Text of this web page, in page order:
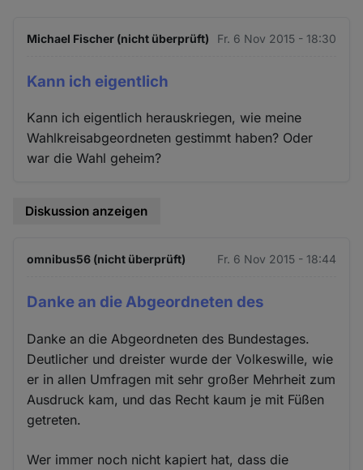
Michael Fischer (nicht überprüft) Fr. 6 Nov 2015 - 18:30
Kann ich eigentlich
Kann ich eigentlich herauskriegen, wie meine
Wahlkreisabgeordneten gestimmt haben? Oder
war die Wahl geheim?
Diskussion anzeigen
omnibus56 (nicht überprüft) Fr. 6 Nov 2015 - 18:44
Danke an die Abgeordneten des
Danke an die Abgeordneten des Bundestages.
Deutlicher und dreister wurde der Volkeswille, wie
er in allen Umfragen mit sehr großer Mehrheit zum
Ausdruck kam, und das Recht kaum je mit Füßen
getreten.
Wer immer noch nicht kapiert hat, dass die